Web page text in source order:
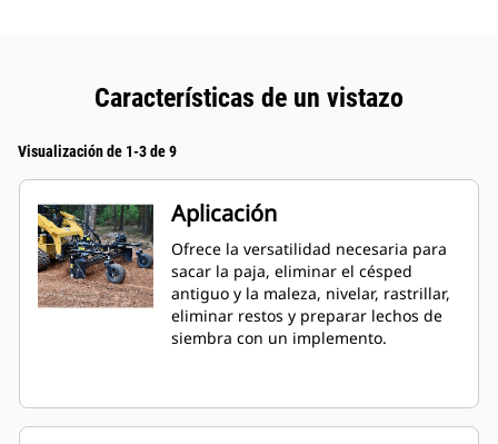
Características de un vistazo
Visualización de 1-3 de 9
Aplicación
Ofrece la versatilidad necesaria para
sacar la paja, eliminar el césped
antiguo y la maleza, nivelar, rastrillar,
eliminar restos y preparar lechos de
siembra con un implemento.